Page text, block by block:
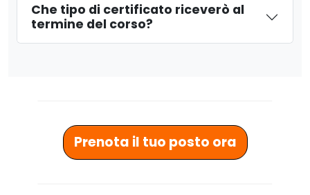
Che tipo di certificato riceverò al
termine del corso?
Prenota il tuo posto ora